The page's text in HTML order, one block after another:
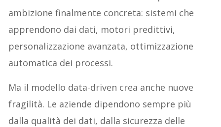
ambizione finalmente concreta: sistemi che
apprendono dai dati, motori predittivi,
personalizzazione avanzata, ottimizzazione
automatica dei processi.
Ma il modello data-driven crea anche nuove
fragilità. Le aziende dipendono sempre più
dalla qualità dei dati, dalla sicurezza delle